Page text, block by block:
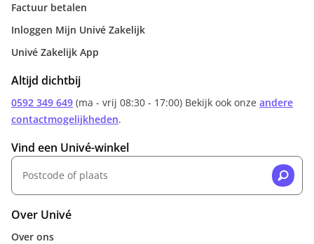
Factuur betalen
Inloggen Mijn Univé Zakelijk
Univé Zakelijk App
Altijd dichtbij
0592 349 649 (ma - vrij 08:30 - 17:00) Bekijk ook onze andere
contactmogelijkheden.
Vind een Univé-winkel
Over Univé
Over ons